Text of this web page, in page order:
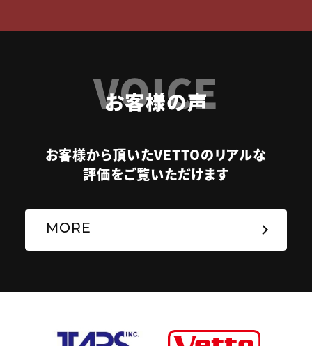
VOICE
お客様の声
お客様から頂いたVETTOのリアルな
評価をご覧いただけます
MORE